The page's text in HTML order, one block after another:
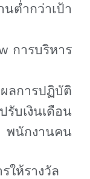
ต่ำกว่าเป้า
การบริหาร
ลการปฏิบัติ
รับเงินเดือน
พนักงานคน
ให้รางวัล